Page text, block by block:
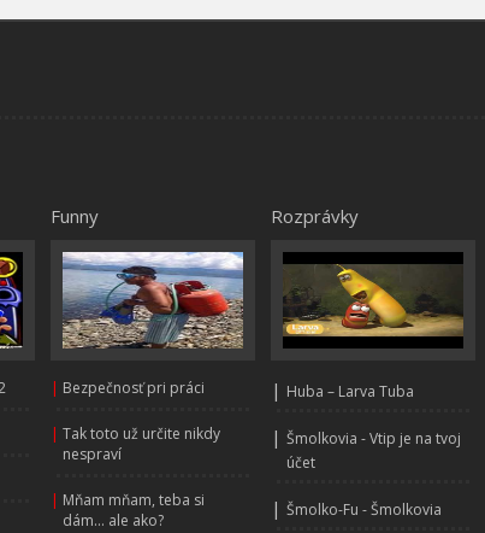
Funny
| Bezpečnosť pri práci
| Tak toto už určite nikdy
nespraví
| Mňam mňam, teba si
dám... ale ako?
Rozprávky
| Huba – Larva Tuba
| Šmolkovia - Vtip je na tvoj
účet
| Šmolko-Fu - Šmolkovia